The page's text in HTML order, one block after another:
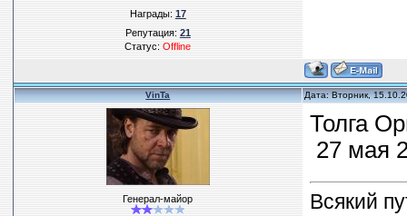
Награды:17
Репутация:21
Статус:Offline
VinTa Дата: Вторник,
Генерал-майор
Толга
27 мая
Всякий